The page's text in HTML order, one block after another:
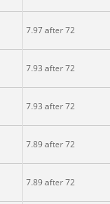
7.97 after 72
7.93 after 72
7.93 after 72
7.89 after 72
7.89 after 72